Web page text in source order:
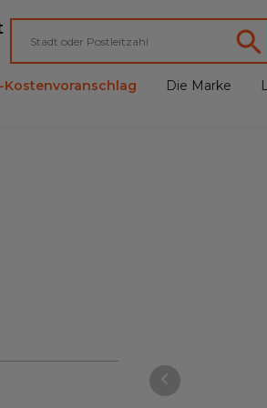
Kostenvoranschlag Die Marke